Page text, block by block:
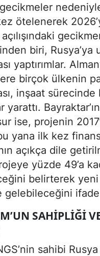
ötelenerek
biri, Rusya’ya
yaptırımlar.
birçok ülkenin
inşaat sürecinde
yarattı.
ise, projenin
yana ilk kez
açıkça dile
yüzde 49’a
belirterek yeni
gelebileceğini
SAHIPLIĞI
sahibi